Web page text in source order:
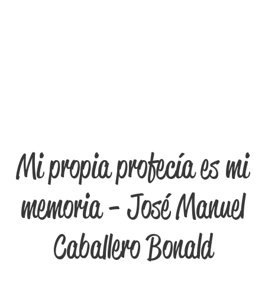
Mi propia profecía es mi
memoria - José Manuel
Caballero Bonald